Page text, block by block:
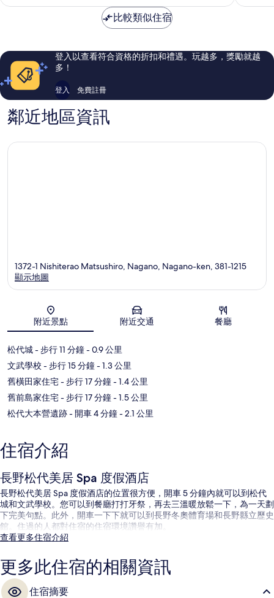
長
栗
田
非
則
評
米
長
野
太
則
評
比較類似住宿
登入以查看符合資格的折扣和禮遇。玩越多，獎勵就越
多！
登入 免費註冊
鄰近地區資訊
地圖
1372-1 Nishiterao Matsushiro, Nagano, Nagano-ken, 381-1215
顯示地圖
附近景點 附近交通 餐廳
松代城- 步行 11 分鐘- 0.9 公里
文武學校 - 步行 15 分鐘- 1.3 公里
舊橫田家住宅- 步行 17 分鐘- 1.4 公里
舊前島家住宅- 步行 17 分鐘- 1.5 公里
松代大本營遺跡- 開車 4 分鐘- 2.1 公里
住宿介紹
長野松代美居 Spa 度假酒店
長野松代美居 Spa 度假酒店的位置很方便，開車 5 分鐘內就可以到松代
城和文武學校。您可以到餐廳打打牙祭，再去三溫暖放鬆一下，為一天劃
下完美句點。此外，開車一下下就可以到長野冬奧體育場和長野縣立歷史
館。住過的人都對住宿的住宿環境讚譽有加。
查看更多住宿介紹
更多此住宿的相關資訊
住宿摘要